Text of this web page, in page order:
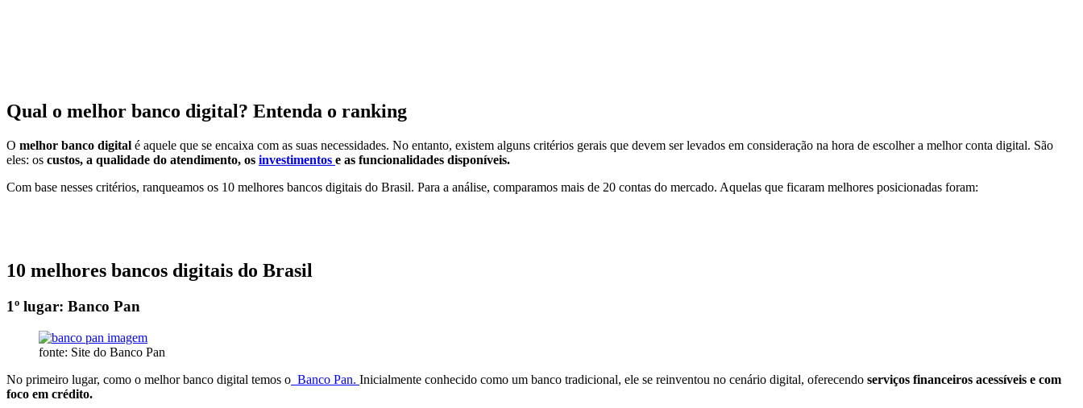
Qual o melhor banco digital? Entenda o ranking
O melhor banco digital é aquele que se encaixa com as suas necessidades. No entanto, existem alguns critérios gerais que devem ser levados em consideração na hora de escolher a melhor conta digital. São
eles: os custos, a qualidade do atendimento, os investimentos e as funcionalidades disponíveis.
Com base nesses critérios, ranqueamos os 10 melhores bancos digitais do Brasil. Para a análise, comparamos mais de 20 contas do mercado. Aquelas que ficaram melhores posicionadas foram:
10 melhores bancos digitais do Brasil
1º lugar: Banco Pan
fonte: Site do Banco Pan
No primeiro lugar, como o melhor banco digital temos o Banco Pan. Inicialmente conhecido como um banco tradicional, ele se reinventou no cenário digital, oferecendo serviços financeiros acessíveis e com
foco em crédito.